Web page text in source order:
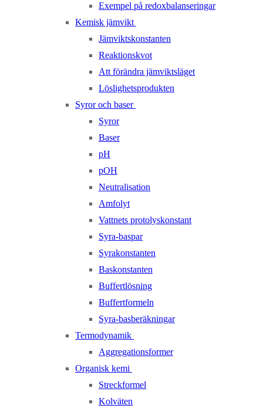
Exempel på redoxbalanseringar
Kemisk jämvikt
Jämviktskonstanten
Reaktionskvot
Att förändra jämviktsläget
Löslighetsprodukten
Syror och baser
Syror
Baser
pH
pOH
Neutralisation
Amfolyt
Vattnets protolyskonstant
Syra-baspar
Syrakonstanten
Baskonstanten
Buffertlösning
Buffertformeln
Syra-basberäkningar
Termodynamik
Aggregationsformer
Organisk kemi
Streckformel
Kolväten